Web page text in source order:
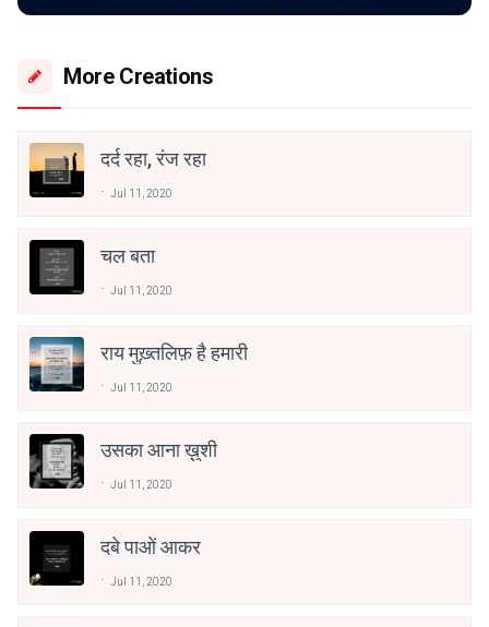
More Creations
दर्द रहा, रंज रहा
Jul 11, 2020
चल बता
Jul 11, 2020
राय मुख़्तलिफ़ है हमारी
Jul 11, 2020
उसका आना ख़ुशी
Jul 11, 2020
दबे पाओं आकर
Jul 11, 2020